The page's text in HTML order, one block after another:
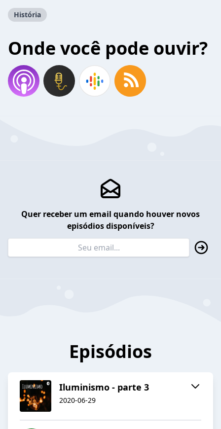
História
Onde você pode ouvir?
Quer receber um email quando houver novos
episódios disponíveis?
Episódios
Iluminismo - parte 3
2020-06-29